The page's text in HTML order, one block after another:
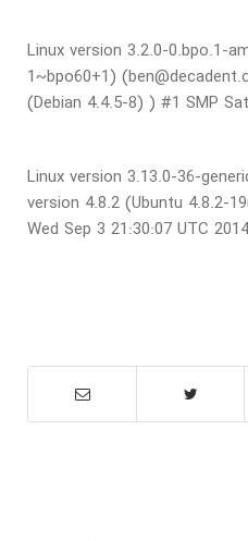
Linux version 3.2.0-0.bpo.1-
1~bpo60+1)
(Debian 4.4.5-8) ) #1 SMP
Linux version 3.13.0-36-
version 4.8.2 (Ubuntu 4.8.2-
Wed Sep 3 21:30:07 UTC 2014